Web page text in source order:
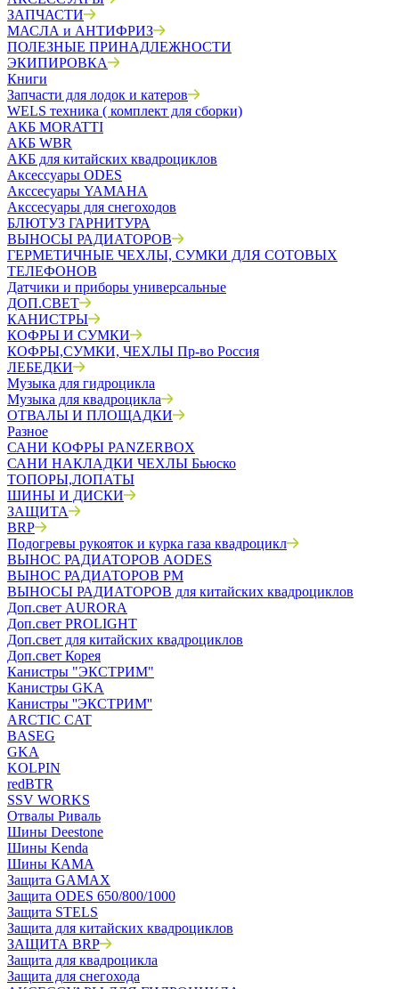
ЗАПЧАСТИ
МАСЛА и АНТИФРИЗ
ПОЛЕЗНЫЕ ПРИНАДЛЕЖНОСТИ
ЭКИПИРОВКА
Книги
Запчасти для лодок и катеров
WELS техника ( комплект для сборки)
АКБ MORATTI
АКБ WBR
АКБ для китайских квадроциклов
Аксессуары ODES
Акссесуары YAMAHA
Акссесуары для снегоходов
БЛЮТУЗ ГАРНИТУРА
ВЫНОСЫ РАДИАТОРОВ
ГЕРМЕТИЧНЫЕ ЧЕХЛЫ, СУМКИ ДЛЯ СОТОВЫХ
ТЕЛЕФОНОВ
Датчики и приборы универсальные
ДОП.СВЕТ
КАНИСТРЫ
КОФРЫ И СУМКИ
КОФРЫ,СУМКИ, ЧЕХЛЫ Пр-во Россия
ЛЕБЕДКИ
Музыка для гидроцикла
Музыка для квадроцикла
ОТВАЛЫ И ПЛОЩАДКИ
Разное
САНИ КОФРЫ PANZERBOX
САНИ НАКЛАДКИ ЧЕХЛЫ Бьюско
ТОПОРЫ,ЛОПАТЫ
ШИНЫ И ДИСКИ
ЗАЩИТА
BRP
Подогревы рукояток и курка газа квадроцикл
ВЫНОС РАДИАТОРОВ AODES
ВЫНОС РАДИАТОРОВ РМ
ВЫНОСЫ РАДИАТОРОВ для китайских квадроциклов
Доп.свет AURORA
Доп.свет PROLIGHT
Доп.свет для китайских квадроциклов
Доп.свет Корея
Канистры "ЭКСТРИМ"
Канистры GKA
Канистры ''ЭКСТРИМ''
ARCTIC CAT
BASEG
GKA
KOLPIN
redBTR
SSV WORKS
Отвалы Риваль
Шины Deestone
Шины Kenda
Шины КАМА
Защита GAMAX
Защита ODES 650/800/1000
Защита STELS
Защита для китайских квадроциклов
ЗАЩИТА BRP
Защита для квадроцикла
Защита для снегохода